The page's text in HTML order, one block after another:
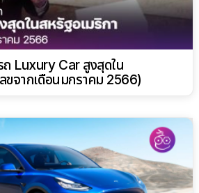
Luxury Car สูงสุดใน
ขจากเดือนมกราคม 2566)